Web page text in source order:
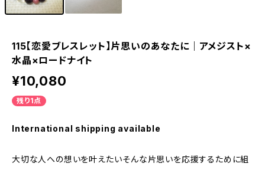
115【恋愛ブレスレット】片思いのあなたに｜アメジスト×
水晶×ロードナイト
¥10,080
残り1点
International shipping available
大切な人への想いを叶えたい――そんな片思いを応援するために組